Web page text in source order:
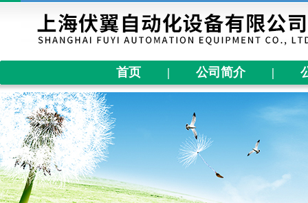
首页 | 公司简介 |